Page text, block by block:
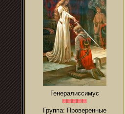
Генералиссимус
Группа: Проверенные